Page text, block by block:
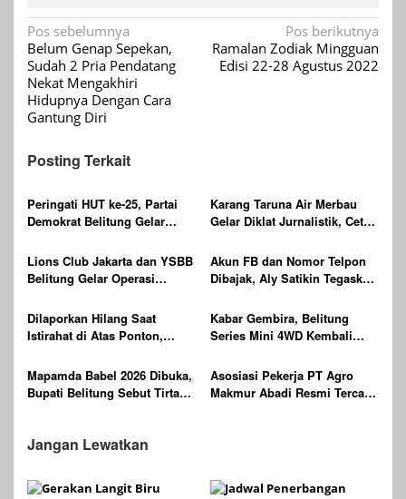
Navigasi
pos
Pos sebelumnya
Belum Genap Sepekan,
Sudah 2 Pria Pendatang
Nekat Mengakhiri
Hidupnya Dengan Cara
Gantung Diri
Pos berikutnya
Ramalan Zodiak Mingguan
Edisi 22-28 Agustus 2022
Posting Terkait
Peringati HUT ke-25, Partai
Demokrat Belitung Gelar
Indonesia ASRI
Karang Taruna Air Merbau
Gelar Diklat Jurnalistik, Cetak
Digital
Lions Club Jakarta dan YSBB
Belitung Gelar Operasi
Laser, Targetkan 100 Peserta
Akun FB dan Nomor Telpon
Dibajak, Aly Satikin Tegaskan
Dilaporkan Hilang Saat
Istirahat di Atas Ponton,
Bernyawa
Kabar Gembira, Belitung
Series Mini 4WD Kembali
Mapamda Babel 2026 Dibuka,
Bupati Belitung Sebut Tirta
Asosiasi Pekerja PT Agro
Makmur Abadi Resmi Tercatat
Jangan Lewatkan